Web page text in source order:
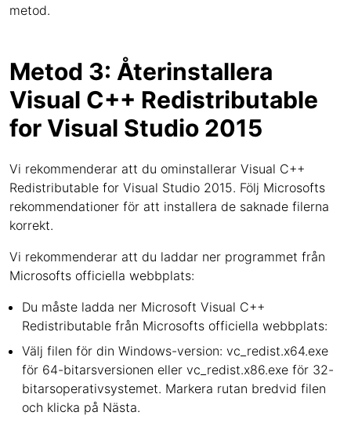
metod.
Metod 3: Återinstallera
Visual C++ Redistributable
for Visual Studio 2015
Vi rekommenderar att du ominstallerar Visual C++
Redistributable for Visual Studio 2015. Följ Microsofts
rekommendationer för att installera de saknade filerna
korrekt.
Vi rekommenderar att du laddar ner programmet från
Microsofts officiella webbplats:
Du måste ladda ner Microsoft Visual C++
Redistributable från Microsofts officiella webbplats:
Välj filen för din Windows-version: vc_redist.x64.exe
för 64-bitarsversionen eller vc_redist.x86.exe för 32-
bitarsoperativsystemet. Markera rutan bredvid filen
och klicka på Nästa.